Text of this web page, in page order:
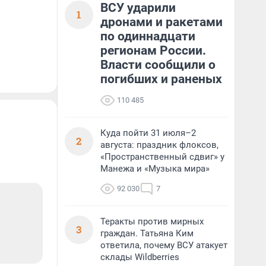
1
ВСУ ударили
дронами и ракетами
по одиннадцати
регионам России.
Власти сообщили о
погибших и раненых
110 485
2
Куда пойти 31 июля–2
августа: праздник флоксов,
«Пространственный сдвиг» у
Манежа и «Музыка мира»
92 030 7
3
Теракты против мирных
граждан. Татьяна Ким
ответила, почему ВСУ атакует
склады Wildberries